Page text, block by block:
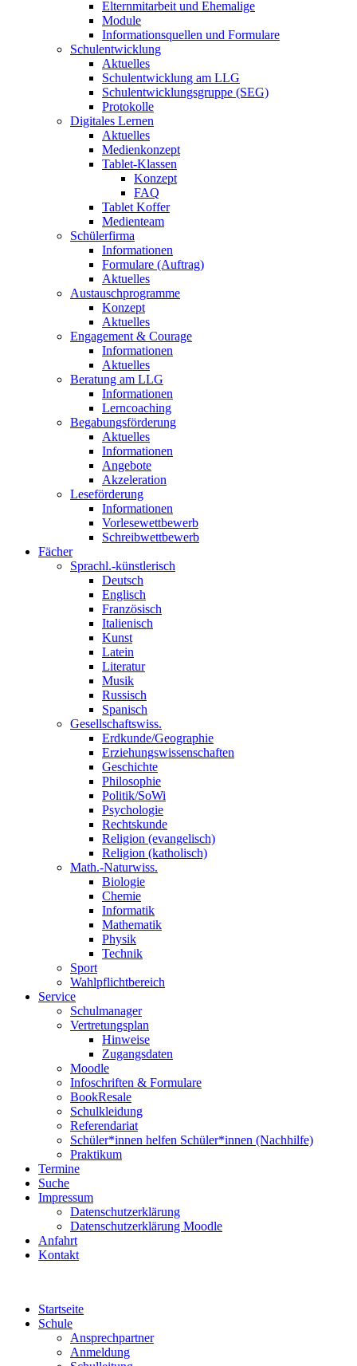
Elternmitarbeit und Ehemalige
Module
Informationsquellen und Formulare
Schulentwicklung
Aktuelles
Schulentwicklung am LLG
Schulentwicklungsgruppe (SEG)
Protokolle
Digitales Lernen
Aktuelles
Medienkonzept
Tablet-Klassen
Konzept
FAQ
Tablet Koffer
Medienteam
Schülerfirma
Informationen
Formulare (Auftrag)
Aktuelles
Austauschprogramme
Konzept
Aktuelles
Engagement & Courage
Informationen
Aktuelles
Beratung am LLG
Informationen
Lerncoaching
Begabungsförderung
Aktuelles
Informationen
Angebote
Akzeleration
Leseförderung
Informationen
Vorlesewettbewerb
Schreibwettbewerb
Fächer
Sprachl.-künstlerisch
Deutsch
Englisch
Französisch
Italienisch
Kunst
Latein
Literatur
Musik
Russisch
Spanisch
Gesellschaftswiss.
Erdkunde/Geographie
Erziehungswissenschaften
Geschichte
Philosophie
Politik/SoWi
Psychologie
Rechtskunde
Religion (evangelisch)
Religion (katholisch)
Math.-Naturwiss.
Biologie
Chemie
Informatik
Mathematik
Physik
Technik
Sport
Wahlpflichtbereich
Service
Schulmanager
Vertretungsplan
Hinweise
Zugangsdaten
Moodle
Infoschriften & Formulare
BookResale
Schulkleidung
Referendariat
Schüler*innen helfen Schüler*innen (Nachhilfe)
Praktikum
Termine
Suche
Impressum
Datenschutzerklärung
Datenschutzerklärung Moodle
Anfahrt
Kontakt
Startseite
Schule
Ansprechpartner
Anmeldung